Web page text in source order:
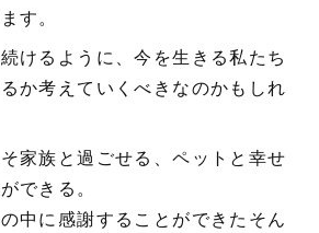
す。
けるように、今を生きる私たち
か考えていくべきなのかもしれ
家族と過ごせる、ペットと幸せ
できる。
中に感謝することができたそん